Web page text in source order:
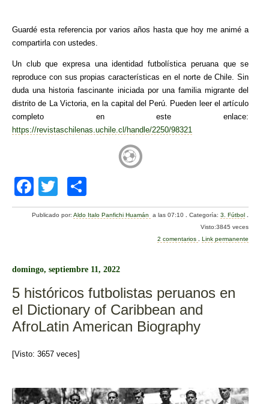
Guardé esta referencia por varios años hasta que hoy me animé a
compartirla con ustedes.
Un club que expresa una identidad futbolística peruana que se
reproduce con sus propias características en el norte de Chile. Sin
duda una historia fascinante iniciada por una familia migrante del
distrito de La Victoria, en la capital del Perú. Pueden leer el artículo
completo en este enlace:
https://revistaschilenas.uchile.cl/handle/2250/98321
F
a
b
o
o
k
wi
tt
o
m
ar
tir
Publicado por:Aldo Italo Panfichi Huamán a las 07:10 .Categoría:3. Fútbol
Visto:3845 veces
2 comentarios
Link permanente
domingo, septiembre 11, 2022
5 históricos futbolistas peruanos en
el Dictionary of Caribbean and
AfroLatin American Biography
[Visto: 3657 veces]